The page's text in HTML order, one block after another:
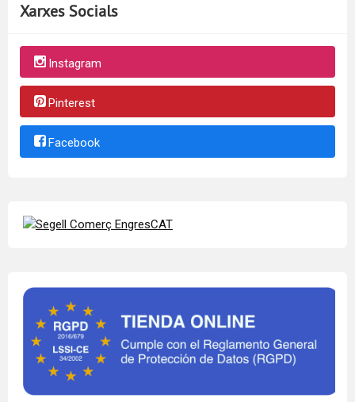
Xarxes Socials
Instagram
Pinterest
Facebook